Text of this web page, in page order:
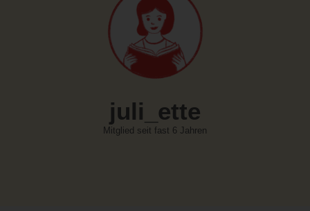
juli_ette
Mitglied seit fast 6 Jahren